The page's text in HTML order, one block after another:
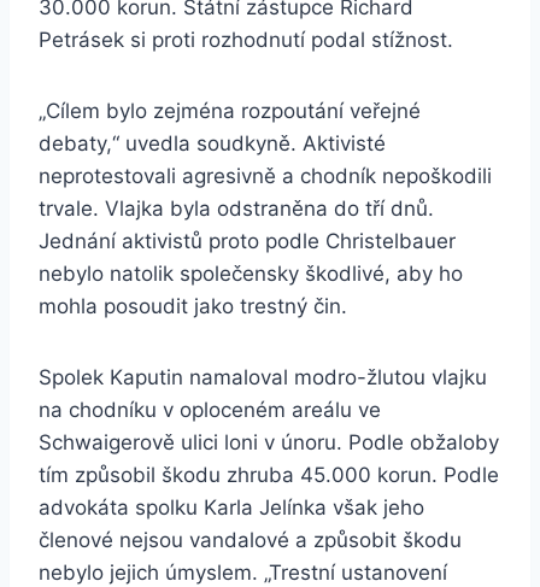
30.000 korun. Státní zástupce Richard
Petrásek si proti rozhodnutí podal stížnost.
„Cílem bylo zejména rozpoutání veřejné
debaty,“ uvedla soudkyně. Aktivisté
neprotestovali agresivně a chodník nepoškodili
trvale. Vlajka byla odstraněna do tří dnů.
Jednání aktivistů proto podle Christelbauer
nebylo natolik společensky škodlivé, aby ho
mohla posoudit jako trestný čin.
Spolek Kaputin namaloval modro-žlutou vlajku
na chodníku v oploceném areálu ve
Schwaigerově ulici loni v únoru. Podle obžaloby
tím způsobil škodu zhruba 45.000 korun. Podle
advokáta spolku Karla Jelínka však jeho
členové nejsou vandalové a způsobit škodu
nebylo jejich úmyslem. „Trestní ustanovení